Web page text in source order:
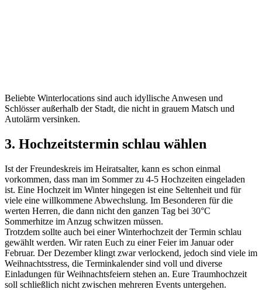
Beliebte Winterlocations sind auch idyllische Anwesen und
Schlösser außerhalb der Stadt, die nicht in grauem Matsch und
Autolärm versinken.
3. Hochzeitstermin schlau wählen
Ist der Freundeskreis im Heiratsalter, kann es schon einmal
vorkommen, dass man im Sommer zu 4-5 Hochzeiten eingeladen
ist. Eine Hochzeit im Winter hingegen ist eine Seltenheit und für
viele eine willkommene Abwechslung. Im Besonderen für die
werten Herren, die dann nicht den ganzen Tag bei 30°C
Sommerhitze im Anzug schwitzen müssen.
Trotzdem sollte auch bei einer Winterhochzeit der Termin schlau
gewählt werden. Wir raten Euch zu einer Feier im Januar oder
Februar. Der Dezember klingt zwar verlockend, jedoch sind viele im
Weihnachtsstress, die Terminkalender sind voll und diverse
Einladungen für Weihnachtsfeiern stehen an. Eure Traumhochzeit
soll schließlich nicht zwischen mehreren Events untergehen.